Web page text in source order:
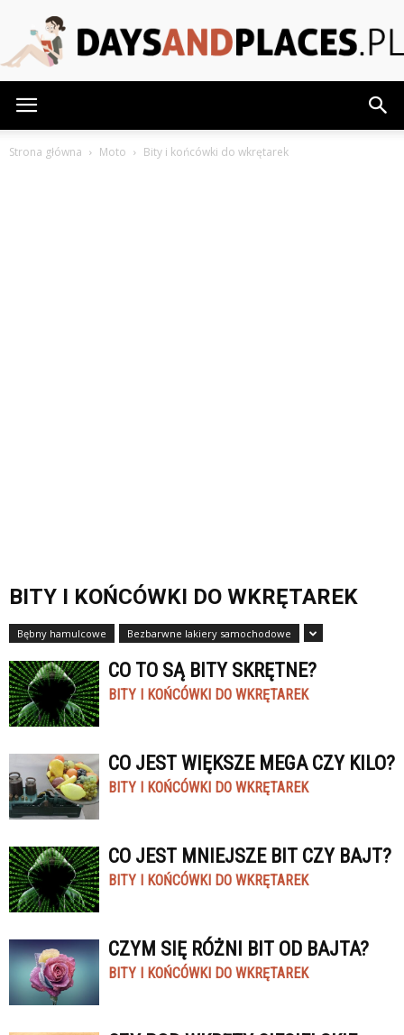
Strona główna Moto Bity i końcówki do wkrętarek
BITY I KOŃCÓWKI DO WKRĘTAREK
Bębny hamulcowe Bezbarwne lakiery samochodowe
CO TO SĄ BITY SKRĘTNE?
BITY I KOŃCÓWKI DO WKRĘTAREK
CO JEST WIĘKSZE MEGA CZY KILO?
BITY I KOŃCÓWKI DO WKRĘTAREK
CO JEST MNIEJSZE BIT CZY BAJT?
BITY I KOŃCÓWKI DO WKRĘTAREK
CZYM SIĘ RÓŻNI BIT OD BAJTA?
BITY I KOŃCÓWKI DO WKRĘTAREK